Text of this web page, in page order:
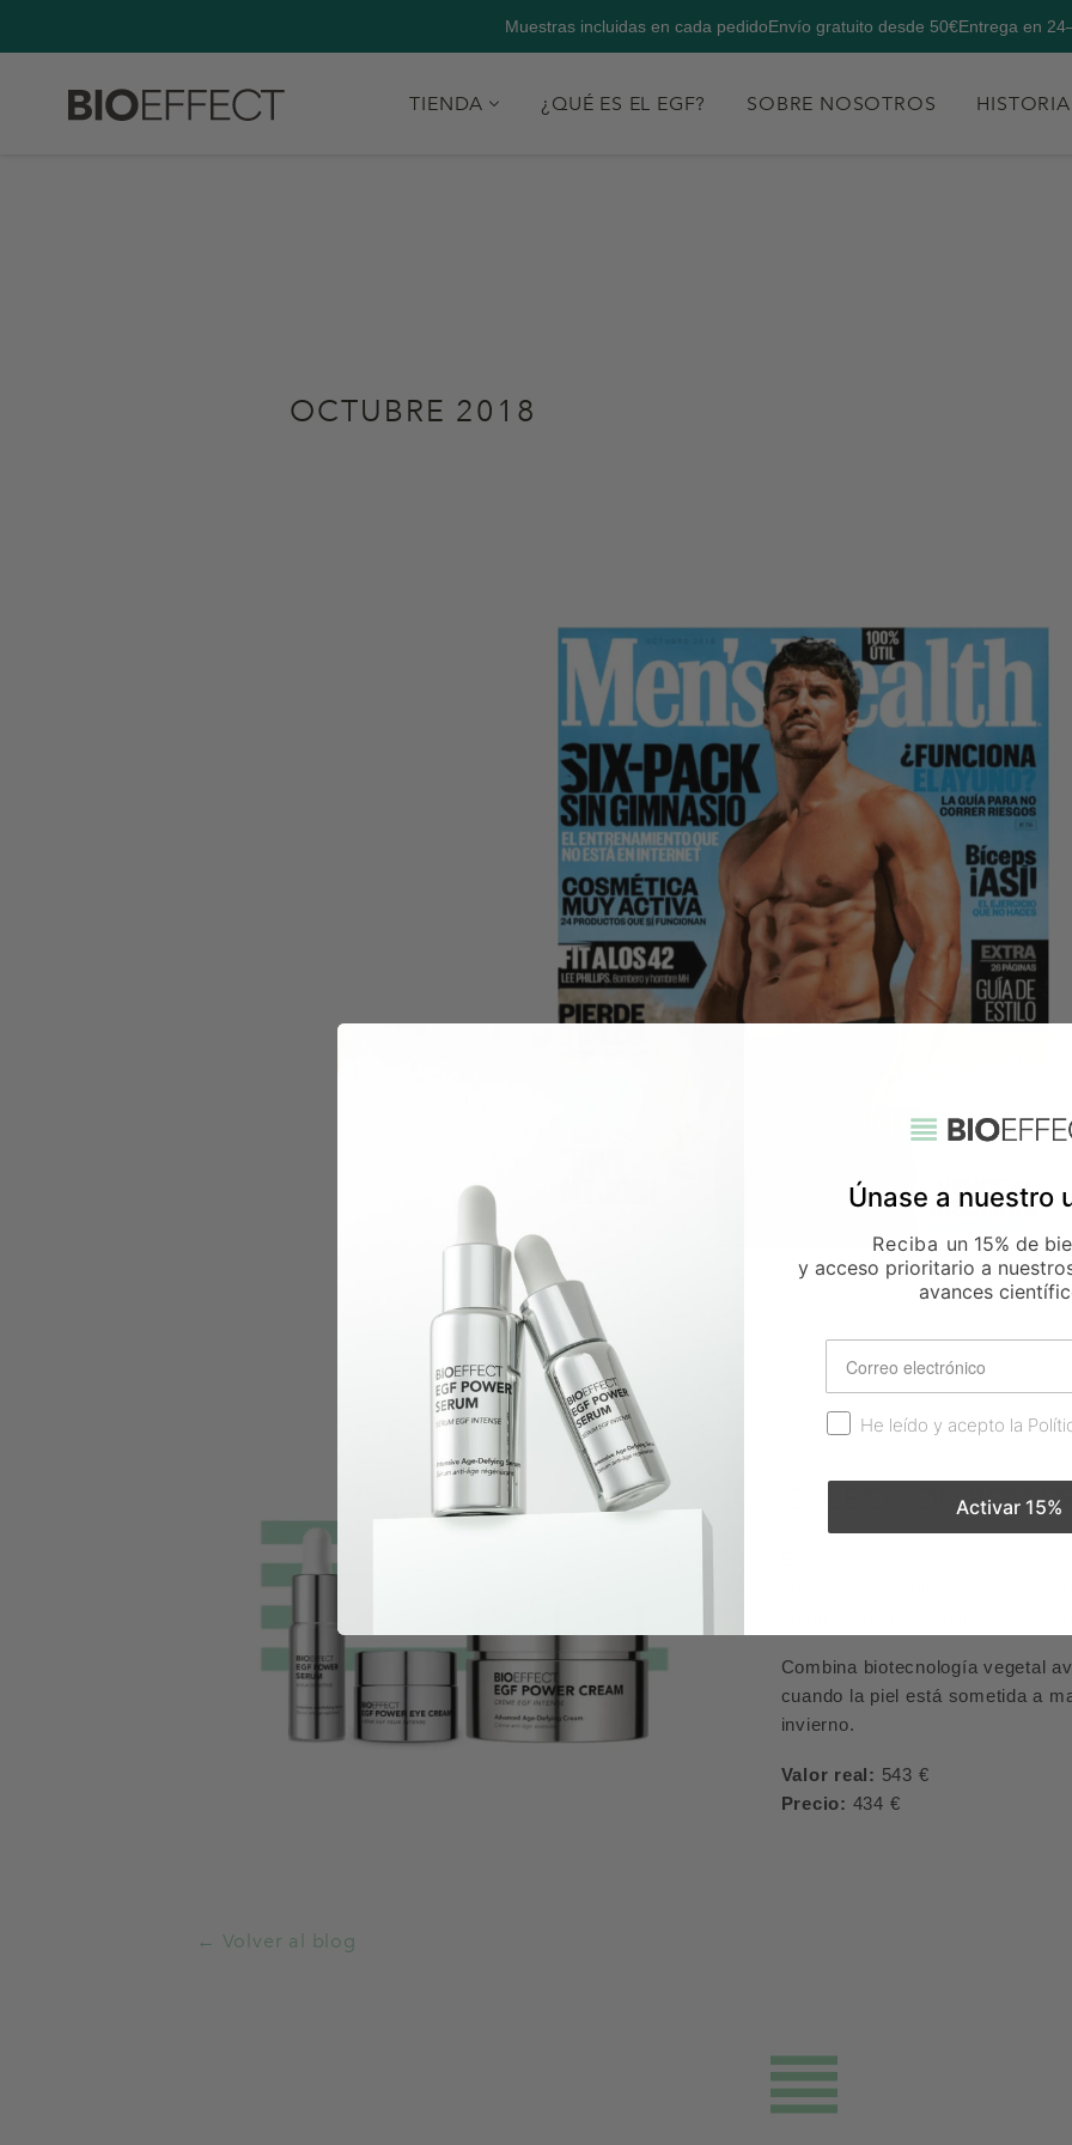
Muestras incluidas en cada pedidoEnvío gratuito desde 50€Entrega en
TIENDA ¿QUÉ ES EL EGF? SOBRE NOSOTROS
OCTUBRE 2018
COLECCIÓN POWER
Esta rutina experta en tres
con signos visibles de la edad:
Combina biotecnología vegetal
cuando la piel está sometida a
invierno.
Valor real: 543 €
Precio: 434 €
← Volver al blog
Únase a nuestro
Reciba un 15% de
y acceso prioritario a
avances
Consentimiento RGPD
He leído y acepto la
Activar 15%